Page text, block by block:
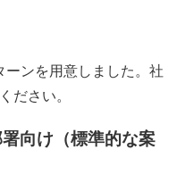
ンを用意しました。社
ださい。
向け（標準的な案